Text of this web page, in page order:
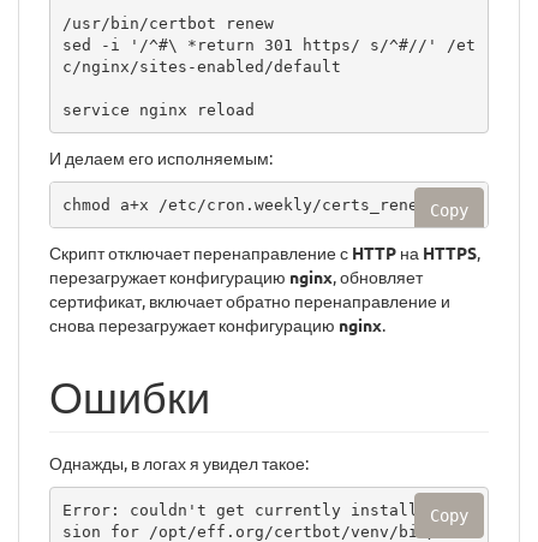
/usr/bin/certbot renew
sed -i '/^#\ *return 301 https/ s/^#//' /et
c/nginx/sites-enabled/default
И делаем его исполняемым:
chmod a+x /etc/cron.weekly/certs_renew Copy
Скрипт отключает перенаправление с HTTP на HTTPS,
перезагружает конфигурацию nginx, обновляет
сертификат, включает обратно перенаправление и
снова перезагружает конфигурацию nginx.
Ошибки
Однажды, в логах я увидел такое:
Error: couldn't get currently installed ver
sion for /opt/eff.org/certbot/venv/bin/lets
Copy